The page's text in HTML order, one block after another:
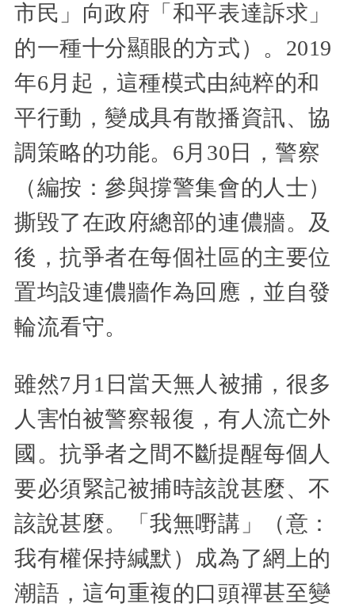
市民」向政府「和平表達訴求」
的一種十分顯眼的方式）。2019
年6月起，這種模式由純粹的和
平行動，變成具有散播資訊、協
調策略的功能。6月30日，警察
（編按：參與撐警集會的人士）
撕毀了在政府總部的連儂牆。及
後，抗爭者在每個社區的主要位
置均設連儂牆作為回應，並自發
輪流看守。
雖然7月1日當天無人被捕，很多
人害怕被警察報復，有人流亡外
國。抗爭者之間不斷提醒每個人
要必須緊記被捕時該說甚麼、不
該說甚麼。「我無嘢講」（意：
我有權保持緘默）成為了網上的
潮語，這句重複的口頭禪甚至變